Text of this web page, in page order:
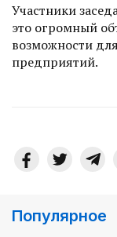
Участники
это огромный
возможности
предприятий.
Популярное